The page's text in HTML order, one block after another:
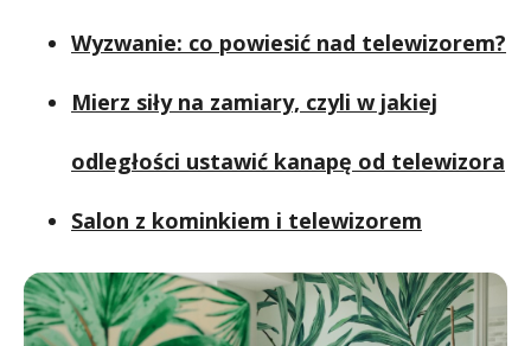
Wyzwanie: co powiesić nad telewizorem?
Mierz siły na zamiary, czyli w jakiej
odległości ustawić kanapę od telewizora
Salon z kominkiem i telewizorem